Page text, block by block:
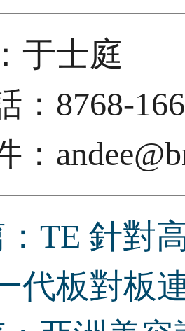
于士庭
：8768-
：
：TE 針對
代板對板